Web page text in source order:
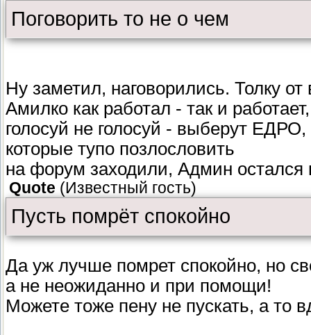
Поговорить то не о чем
Ну заметил, наговорились. Толку
Амилко как работал - так и
голосуй не голосуй - выберут
которые тупо позлословить
на форум заходили, Админ остался
Quote (Известный гость)
Пусть помрёт спокойно
Да уж лучше помрет спокойно, но
а не неожиданно и при помощи!
Можете тоже пену не пускать, а то